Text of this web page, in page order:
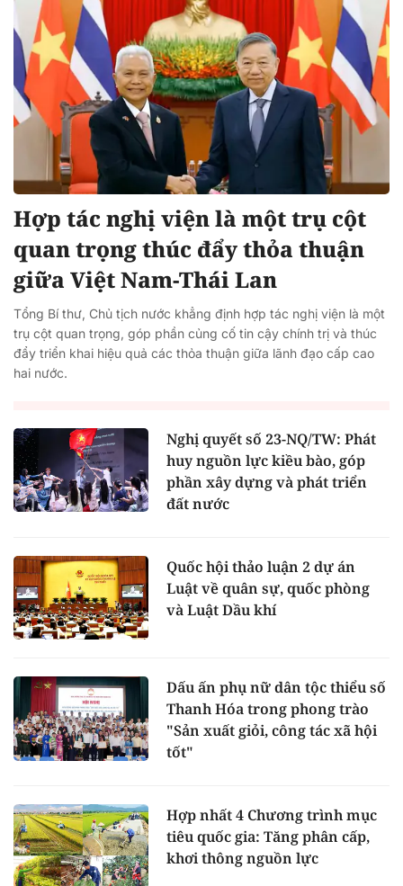
Hợp tác nghị viện là một trụ cột
quan trọng thúc đẩy thỏa thuận
giữa Việt Nam-Thái Lan
Tổng Bí thư, Chủ tịch nước khẳng định hợp tác nghị viện là một
trụ cột quan trọng, góp phần củng cố tin cậy chính trị và thúc
đẩy triển khai hiệu quả các thỏa thuận giữa lãnh đạo cấp cao
hai nước.
Nghị quyết số 23-NQ/TW: Phát
huy nguồn lực kiều bào, góp
phần xây dựng và phát triển
đất nước
Quốc hội thảo luận 2 dự án
Luật về quân sự, quốc phòng
và Luật Dầu khí
Dấu ấn phụ nữ dân tộc thiểu số
Thanh Hóa trong phong trào
"Sản xuất giỏi, công tác xã hội
tốt"
Hợp nhất 4 Chương trình mục
tiêu quốc gia: Tăng phân cấp,
khơi thông nguồn lực